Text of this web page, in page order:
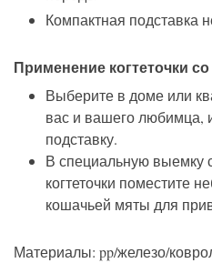
Компактная подставка
Применение когтеточки
Выберите в доме или
вас и вашего любимца,
подставку.
В специальную выемку
когтеточки поместите
кошачьей мяты для
Материалы: pp/железо/